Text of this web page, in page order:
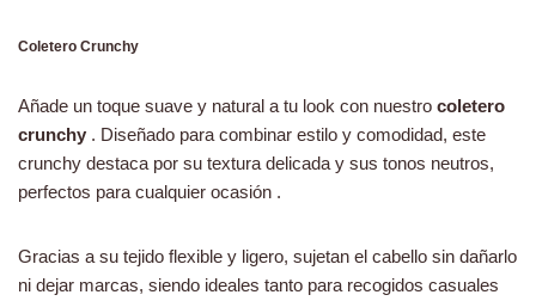
Coletero Crunchy
Añade un toque suave y natural a tu look con nuestro coletero
crunchy . Diseñado para combinar estilo y comodidad, este
crunchy destaca por su textura delicada y sus tonos neutros,
perfectos para cualquier ocasión .
Gracias a su tejido flexible y ligero, sujetan el cabello sin dañarlo
ni dejar marcas, siendo ideales tanto para recogidos casuales